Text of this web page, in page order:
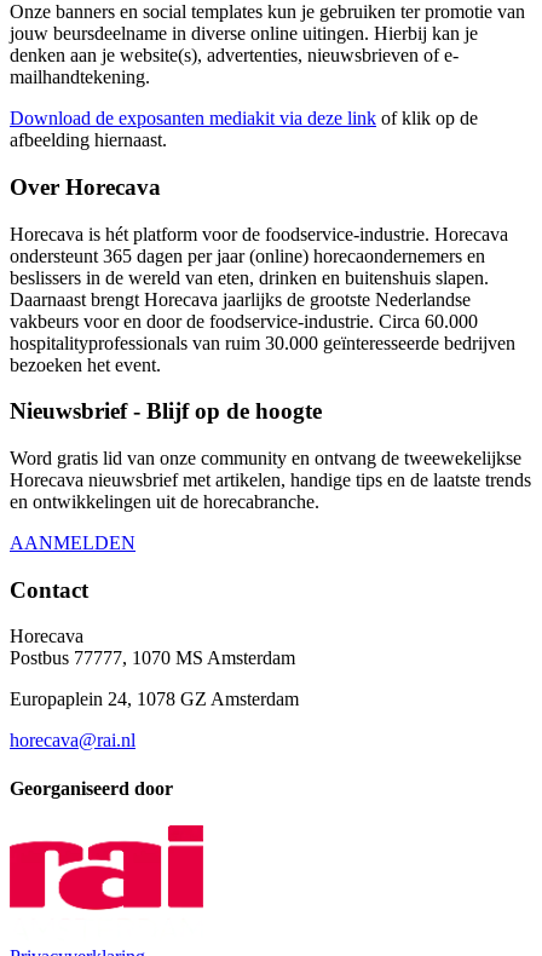
Onze banners en social templates kun je gebruiken ter promotie van
jouw beursdeelname in diverse online uitingen. Hierbij kan je
denken aan je website(s), advertenties, nieuwsbrieven of e-
mailhandtekening.
Download de exposanten mediakit via deze link of klik op de
afbeelding hiernaast.
Over Horecava
Horecava is hét platform voor de foodservice-industrie. Horecava
ondersteunt 365 dagen per jaar (online) horecaondernemers en
beslissers in de wereld van eten, drinken en buitenshuis slapen.
Daarnaast brengt Horecava jaarlijks de grootste Nederlandse
vakbeurs voor en door de foodservice-industrie. Circa 60.000
hospitalityprofessionals van ruim 30.000 geïnteresseerde bedrijven
bezoeken het event.
Nieuwsbrief - Blijf op de hoogte
Word gratis lid van onze community en ontvang de tweewekelijkse
Horecava nieuwsbrief met artikelen, handige tips en de laatste trends
en ontwikkelingen uit de horecabranche.
AANMELDEN
Contact
Horecava
Postbus 77777, 1070 MS Amsterdam
Europaplein 24, 1078 GZ Amsterdam
horecava@rai.nl
Georganiseerd door